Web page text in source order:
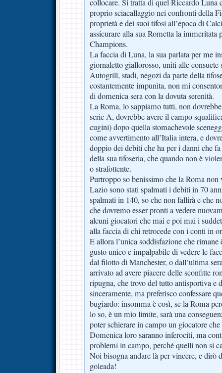
collocare. Si tratta di quel Riccardo Luna
proprio sciacallaggio nei confronti della
proprietà e dei suoi tifosi all’epoca di
assicurare alla sua Rometta la immeritata
Champions.
La faccia di Luna, la sua parlata per me
giornaletto giallorosso, uniti alle consuete
Autogrill, stadi, negozi da parte della
costantemente impunita, non mi
di domenica sera con la dovuta serenità.
La Roma, lo sappiamo tutti, non
serie A, dovrebbe avere il campo
cugini) dopo quella stomachevole
come avvertimento all’Italia intera, e
doppio dei debiti che ha per i danni che
della sua tifoseria, che quando non è
o strafottente.
Purtroppo so benissimo che la Roma non
Lazio sono stati spalmati i debiti in 70
spalmati in 140, so che non fallirà e che
che dovremo esser pronti a vedere
alcuni giocatori che mai e poi mai i
alla faccia di chi retrocede con i conti in
E allora l’unica soddisfazione che
gusto unico e impalpabile di vedere le
dal filotto di Manchester, o dall’ultima
arrivato ad avere piacere delle sconfitte
ripugna, che trovo del tutto antisportiva e
sinceramente, ma preferisco confessare
bugiardo: insomma è così, se la Roma
lo so, è un mio limite, sarà una
poter schierare in campo un giocatore
Domenica loro saranno inferociti, ma
problemi in campo, perché quelli non si
Noi bisogna andare là per vincere, e dirò
goleada!